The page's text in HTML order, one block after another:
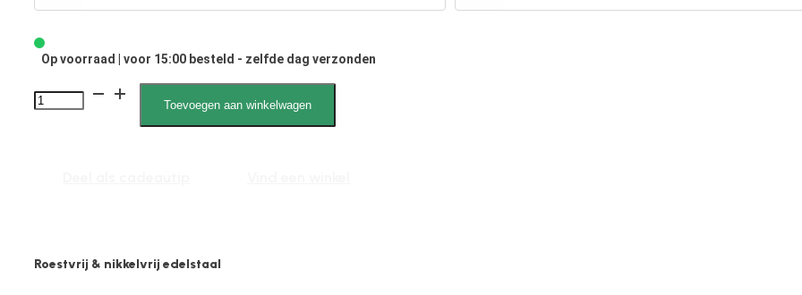
Op voorraad | voor 15:00 besteld - zelfde dag verzonden
Mette
Toevoegen aan winkelwagen
Roestvrij & nikkelvrij edelstaal